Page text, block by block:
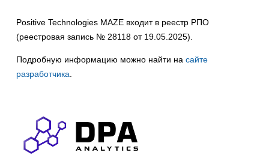
Positive Technologies MAZE входит в реестр РПО
(реестровая запись № 28118 от 19.05.2025).
Подробную информацию можно найти на сайте
разработчика